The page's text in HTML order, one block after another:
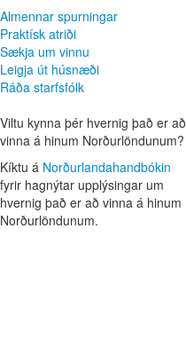
Almennar spurningar
Praktísk atriði
Sækja um vinnu
Leigja út húsnæði
Ráða starfsfólk
Viltu kynna þér hvernig það er að
vinna á hinum Norður­löndunum?
Kíktu á Norðurlanda­handbókin
fyrir hagnýtar upplýsingar um
hvernig það er að vinna á hinum
Norður­löndunum.